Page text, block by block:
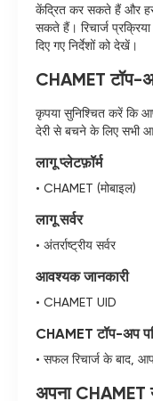
केंद्रित कर सकते हैं और
सकते हैं। रिचार्ज
दिए गए निर्देशों को देखें।
CHAMET टॉप-
कृपया सुनिश्चित करें कि
देरी से बचने के लिए सभी
लागू प्लेटफ़ॉर्म
• CHAMET (मोबाइल)
लागू सर्वर
• अंतर्राष्ट्रीय सर्वर
आवश्यक जानकारी
• CHAMET UID
CHAMET टॉप-अप
• सफल रिचार्ज के बाद,
अपना